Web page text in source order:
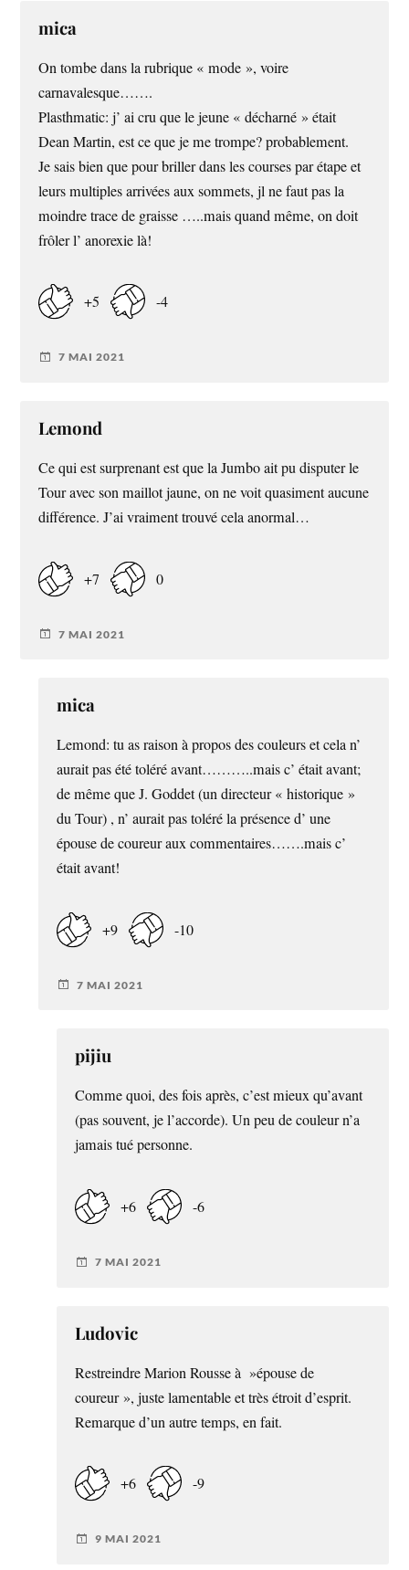
mica
On tombe dans la rubrique « mode », voire
carnavalesque…….
Plasthmatic: j’ ai cru que le jeune « décharné » était
Dean Martin, est ce que je me trompe? probablement.
Je sais bien que pour briller dans les courses par étape et
leurs multiples arrivées aux sommets, jl ne faut pas la
moindre trace de graisse …..mais quand même, on doit
frôler l’ anorexie là!
+5 -4
7 MAI 2021
Lemond
Ce qui est surprenant est que la Jumbo ait pu disputer le
Tour avec son maillot jaune, on ne voit quasiment aucune
différence. J’ai vraiment trouvé cela anormal…
+7 0
7 MAI 2021
mica
Lemond: tu as raison à propos des couleurs et cela n’
aurait pas été toléré avant………..mais c’ était avant;
de même que J. Goddet (un directeur « historique »
du Tour) , n’ aurait pas toléré la présence d’ une
épouse de coureur aux commentaires…….mais c’
était avant!
+9 -10
7 MAI 2021
pijiu
Comme quoi, des fois après, c’est mieux qu’avant
(pas souvent, je l’accorde). Un peu de couleur n’a
jamais tué personne.
+6 -6
7 MAI 2021
Ludovic
Restreindre Marion Rousse à »épouse de
coureur », juste lamentable et très étroit d’esprit.
Remarque d’un autre temps, en fait.
+6 -9
9 MAI 2021